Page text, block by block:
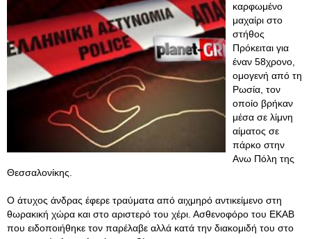
καρφωμένο
μαχαίρι στο
στήθος
Πρόκειται για
έναν 58χρονο,
ομογενή από τη
Ρωσία, τον
οποίο βρήκαν
μέσα σε λίμνη
αίματος σε
πάρκο στην
Ανω Πόλη της
Θεσσαλονίκης.
Ο άτυχος άνδρας έφερε τραύματα από αιχμηρό αντικείμενο στη
θωρακική χώρα και στο αριστερό του χέρι. Ασθενοφόρο του ΕΚΑΒ
που ειδοποιήθηκε τον παρέλαβε αλλά κατά την διακομιδή του στο